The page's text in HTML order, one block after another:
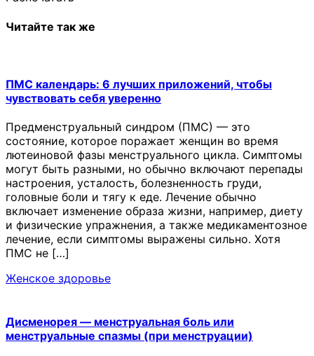
Читайте так же
ПМС календарь: 6 лучших приложений, чтобы
чувствовать себя уверенно
Предменструальный синдром (ПМС) — это
состояние, которое поражает женщин во время
лютеиновой фазы менструального цикла. Симптомы
могут быть разными, но обычно включают перепады
настроения, усталость, болезненность груди,
головные боли и тягу к еде. Лечение обычно
включает изменение образа жизни, например, диету
и физические упражнения, а также медикаментозное
лечение, если симптомы выражены сильно. Хотя
ПМС не […]
Женское здоровье
Дисменорея — менструальная боль или
менструальные спазмы (при менструации)